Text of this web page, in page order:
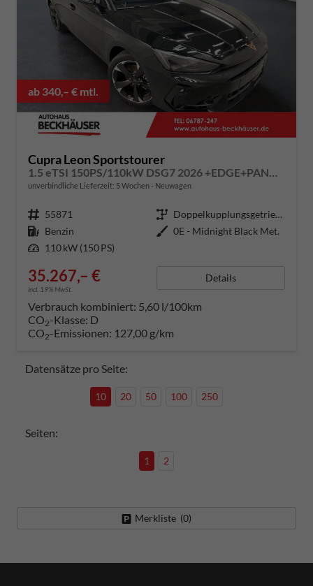
ab 340,– € mtl.
Cupra Leon Sportstourer
1.5 eTSI 150PS/110kW DSG7 2026 +EDGE+PANO+INTELLIGENT DRIVE
unverbindliche Lieferzeit: 5 Wochen Neuwagen
Fahrzeugnummer 55871 Getriebe
Doppelkupplungsgetriebe (DSG)
Kraftstoff Benzin Außenfarbe 0E - Midnight Black Met.
Leistung 110 kW (150 PS)
35.267,– €
incl. 19% MwSt.
Details
Verbrauch kombiniert: 5,60 l/100km
CO2-Klasse: D
CO2-Emissionen: 127,00 g/km
Datensätze pro Seite:
10 20 50 100 250
Seiten:
1 2
Merkliste (0)